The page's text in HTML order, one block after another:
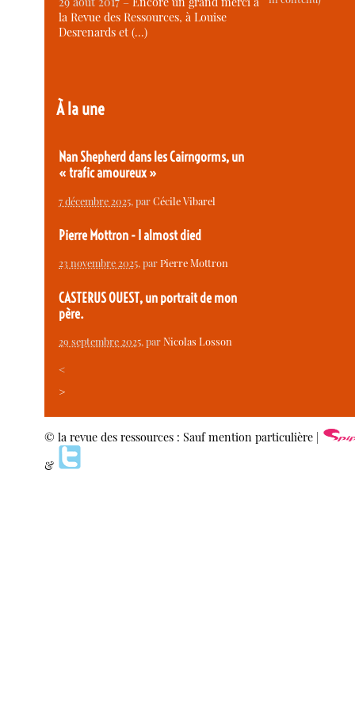
la Revue des Ressources, à Louise
Desrenards et (…)
À la une
Nan Shepherd dans les Cairngorms, un
« trafic amoureux »
7 décembre 2025, parCécile Vibarel
Pierre Mottron - I almost died
23 novembre 2025, parPierre Mottron
CASTERUS OUEST, un portrait de mon
père.
29 septembre 2025, parNicolas Losson
<
>
© la revue des ressources : Sauf mention particulière |
&